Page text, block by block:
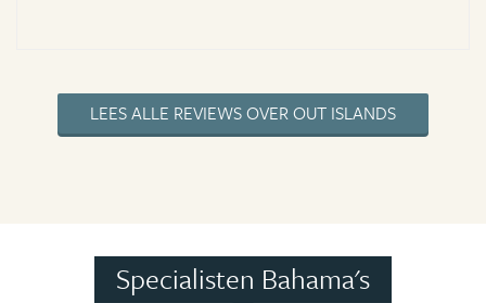
LEES ALLE REVIEWS OVER OUT ISLANDS
Specialisten Bahama's